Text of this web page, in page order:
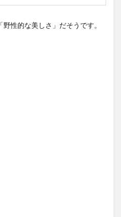
性的な美しさ」だそうです。